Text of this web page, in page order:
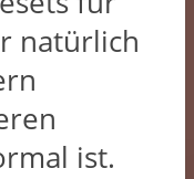
natürlich
ist.